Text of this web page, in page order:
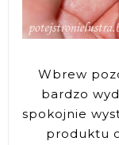
Wbrew
bardzo
spokojnie
produktu